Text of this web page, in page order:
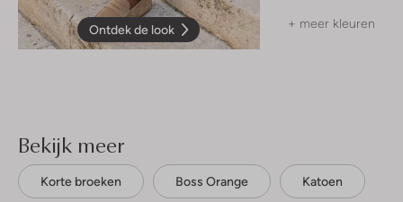
Ontdek de look + meer kleuren
Bekijk meer
Korte broeken Boss Orange Katoen